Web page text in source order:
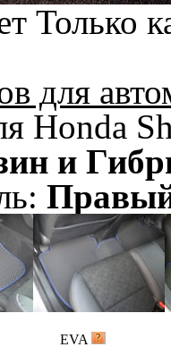
Только
для
Honda
и
EVA